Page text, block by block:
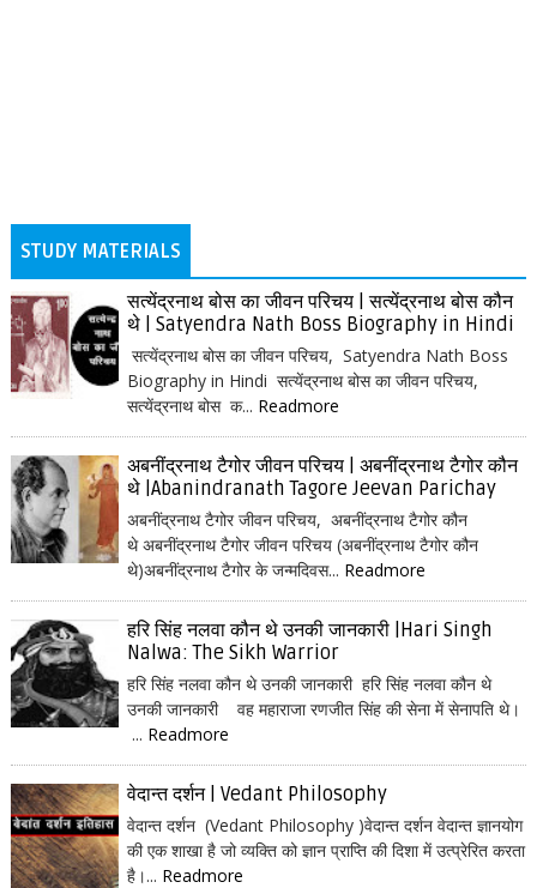
STUDY MATERIALS
सत्येंद्रनाथ बोस का जीवन परिचय | सत्येंद्रनाथ बोस कौन
थे | Satyendra Nath Boss Biography in Hindi
सत्येंद्रनाथ बोस का जीवन परिचय, Satyendra Nath Boss
Biography in Hindi सत्येंद्रनाथ बोस का जीवन परिचय,
सत्येंद्रनाथ बोस क... Readmore
अबनींद्रनाथ टैगोर जीवन परिचय | अबनींद्रनाथ टैगोर कौन
थे |Abanindranath Tagore Jeevan Parichay
अबनींद्रनाथ टैगोर जीवन परिचय, अबनींद्रनाथ टैगोर कौन
थे अबनींद्रनाथ टैगोर जीवन परिचय (अबनींद्रनाथ टैगोर कौन
थे)अबनींद्रनाथ टैगोर के जन्मदिवस... Readmore
हरि सिंह नलवा कौन थे उनकी जानकारी |Hari Singh
Nalwa: The Sikh Warrior
हरि सिंह नलवा कौन थे उनकी जानकारी हरि सिंह नलवा कौन थे
उनकी जानकारी वह महाराजा रणजीत सिंह की सेना में सेनापति थे।
... Readmore
वेदान्त दर्शन | Vedant Philosophy
वेदान्त दर्शन (Vedant Philosophy )वेदान्त दर्शन वेदान्त ज्ञानयोग
की एक शाखा है जो व्यक्ति को ज्ञान प्राप्ति की दिशा में उत्प्रेरित करता
है।... Readmore